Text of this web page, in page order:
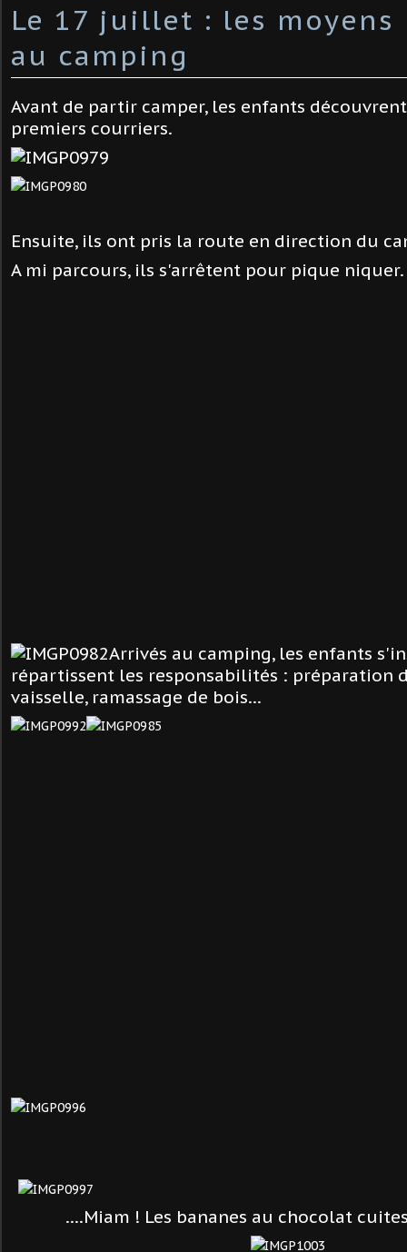
Le 17 juillet : les
au camping
Avant de partir camper, les enfants
premiers courriers.
Ensuite, ils ont pris la route en direction du
A mi parcours, ils s'arrêtent pour pique niquer.
Arrivés au camping, les enfants
répartissent les responsabilités : préparation
vaisselle, ramassage de bois...
....Miam ! Les bananes au chocolat